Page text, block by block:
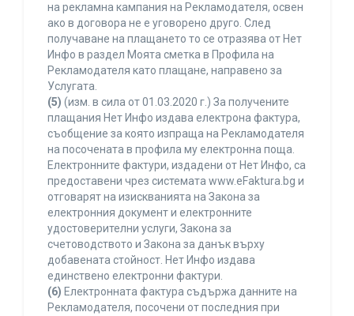
на рекламна кампания на Рекламодателя, освен
ако в договора не е уговорено друго. След
получаване на плащането то се отразява от Нет
Инфо в раздел Моята сметка в Профила на
Рекламодателя като плащане, направено за
Услугата.
(5) (изм. в сила от 01.03.2020 г.) За получените
плащания Нет Инфо издава електрона фактура,
съобщение за която изпраща на Рекламодателя
на посочената в профила му електронна поща.
Електронните фактури, издадени от Нет Инфо, са
предоставени чрез системата www.eFaktura.bg и
отговарят на изискванията на Закона за
електронния документ и електронните
удостоверителни услуги, Закона за
счетоводството и Закона за данък върху
добавената стойност. Нет Инфо издава
единствено електронни фактури.
(6) Електронната фактура съдържа данните на
Рекламодателя, посочени от последния при